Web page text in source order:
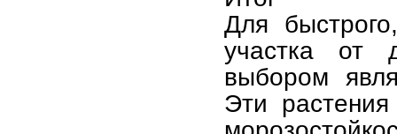
Для
участка от
выбором
Эти